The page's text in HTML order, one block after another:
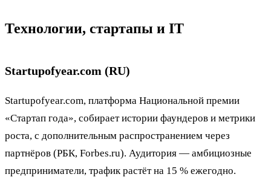
Технологии, стартапы и IT
Startupofyear.com (RU)
Startupofyear.com, платформа Национальной премии
«Стартап года», собирает истории фаундеров и метрики
роста, с дополнительным распространением через
партнёров (РБК, Forbes.ru). Аудитория — амбициозные
предприниматели, трафик растёт на 15 % ежегодно.